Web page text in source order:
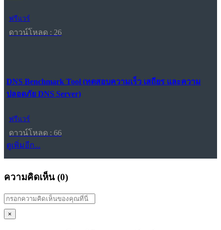
ฟรีแวร์
ดาวน์โหลด : 26
DNS Benchmark Tool (ทดสอบความเร็ว เสถียร และความ
ปลอดภัย DNS Server)
ฟรีแวร์
ดาวน์โหลด : 66
ดูเพิ่มอีก...
ความคิดเห็น (0)
×